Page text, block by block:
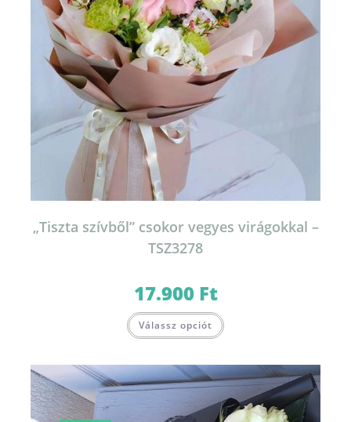
„Tiszta szívből” csokor vegyes virágokkal –
TSZ3278
17.900 Ft
Válassz opciót